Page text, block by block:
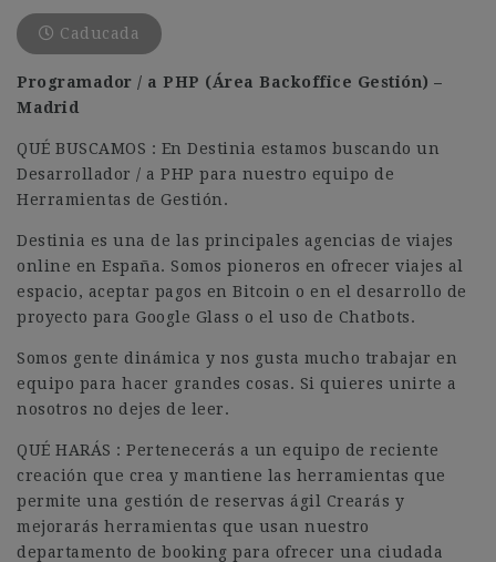
Caducada
Programador / a PHP (Área Backoffice Gestión) –
Madrid
QUÉ BUSCAMOS : En Destinia estamos buscando un
Desarrollador / a PHP para nuestro equipo de
Herramientas de Gestión.
Destinia es una de las principales agencias de viajes
online en España. Somos pioneros en ofrecer viajes al
espacio, aceptar pagos en Bitcoin o en el desarrollo de
proyecto para Google Glass o el uso de Chatbots.
Somos gente dinámica y nos gusta mucho trabajar en
equipo para hacer grandes cosas. Si quieres unirte a
nosotros no dejes de leer.
QUÉ HARÁS : Pertenecerás a un equipo de reciente
creación que crea y mantiene las herramientas que
permite una gestión de reservas ágil Crearás y
mejorarás herramientas que usan nuestro
departamento de booking para ofrecer una ciudada